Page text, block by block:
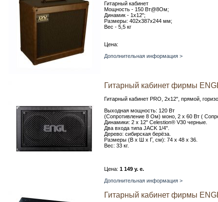
Гитарный кабинет
Мощность - 150 Вт@8Ом;
Динамик - 1х12";
Размеры: 402х387х244 мм;
Вес - 5,5 кг
Цена:
Дополнительная информация >
Гитарный кабинет фирмы
Гитарный кабинет PRO, 2x12", прямой,
Выходная мощность: 120 Вт
(Сопротивление 8 Ом) моно, 2 x 60 Вт (
Динамики: 2 x 12" Celestion® V30 черные.
Два входа типа JACK 1/4".
Дерево: сибирская берёза.
Размеры (В x Ш x Г, см): 74 x 48 x 36.
Вес: 33 кг.
Цена: 1 149 у. е.
Дополнительная информация >
Гитарный кабинет фирмы